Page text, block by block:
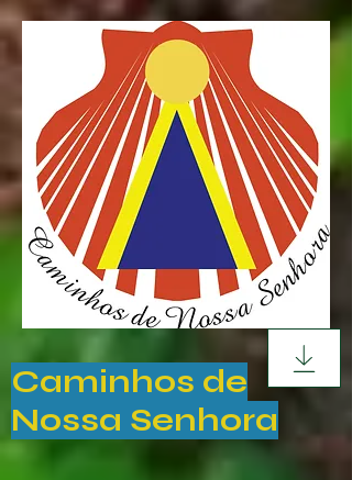
Caminhos de
Nossa Senhora